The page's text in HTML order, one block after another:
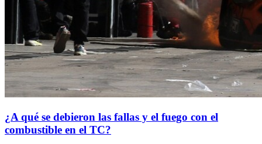
¿A qué se debieron las fallas y el fuego con el
combustible en el TC?